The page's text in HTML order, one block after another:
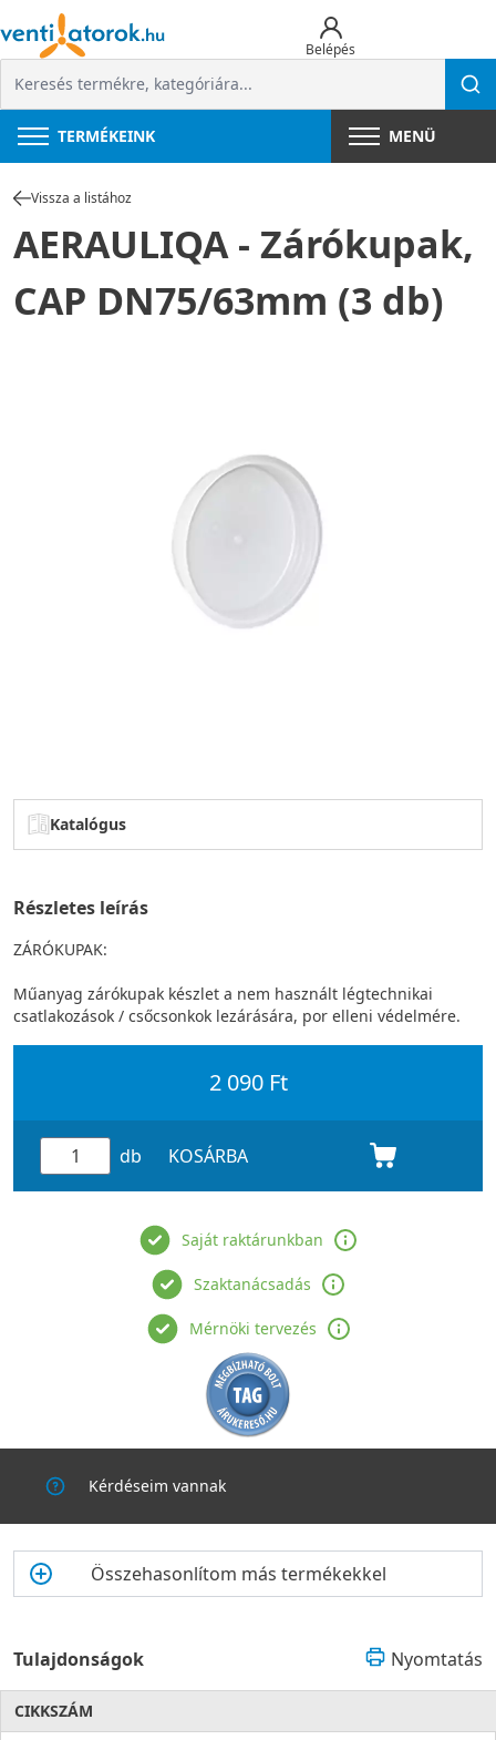
Belépés
TERMÉKEINK MENÜ
Vissza a listához
AERAULIQA - Zárókupak,
CAP DN75/63mm (3 db)
Katalógus
Részletes leírás
ZÁRÓKUPAK:
Műanyag zárókupak készlet a nem használt légtechnikai
csatlakozások / csőcsonkok lezárására, por elleni védelmére.
2 090 Ft
db KOSÁRBA
Saját raktárunkban
Szaktanácsadás
Mérnöki tervezés
Kérdéseim vannak
Összehasonlítom más termékekkel
Tulajdonságok Nyomtatás
CIKKSZÁM